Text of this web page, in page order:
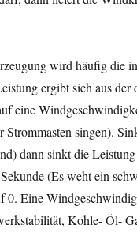
wird häufig die
ergibt sich aus
eine
Strommasten singen).
dann sinkt die
(Es weht ein
0. Eine
Kohle- Öl-